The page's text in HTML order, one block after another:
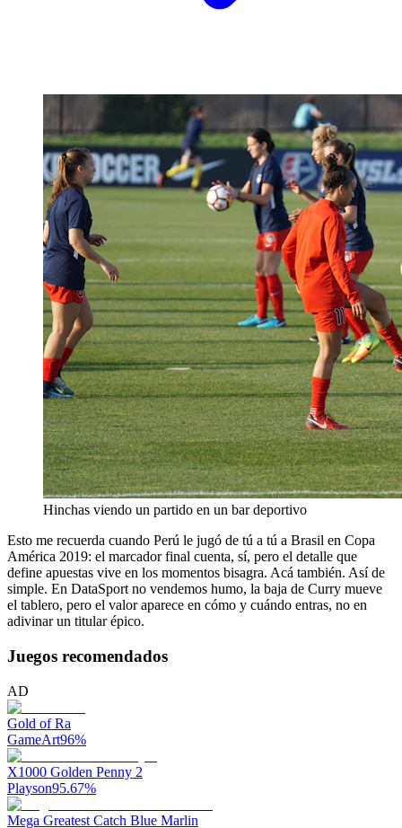
Hinchas viendo un partido en un bar deportivo
Esto me recuerda cuando Perú le jugó de tú a tú a Brasil en Copa
América 2019: el marcador final cuenta, sí, pero el detalle que
define apuestas vive en los momentos bisagra. Acá también. Así de
simple. En DataSport no vendemos humo, la baja de Curry mueve
el tablero, pero el valor aparece en cómo y cuándo entras, no en
adivinar un titular épico.
Juegos recomendados
AD
Gold of Ra
GameArt96%
X1000 Golden Penny 2
Playson95.67%
Mega Greatest Catch Blue Marlin